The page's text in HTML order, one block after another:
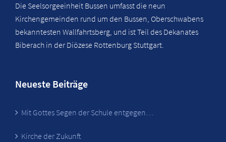
Die Seelsorgeeinheit Bussen umfasst die neun
Kirchengemeinden rund um den Bussen, Oberschwabens
bekanntesten Wallfahrtsberg, und ist Teil des Dekanates
Biberach in der Diözese Rottenburg Stuttgart.
Neueste Beiträge
Mit Gottes Segen der Schule entgegen…
Kirche der Zukunft